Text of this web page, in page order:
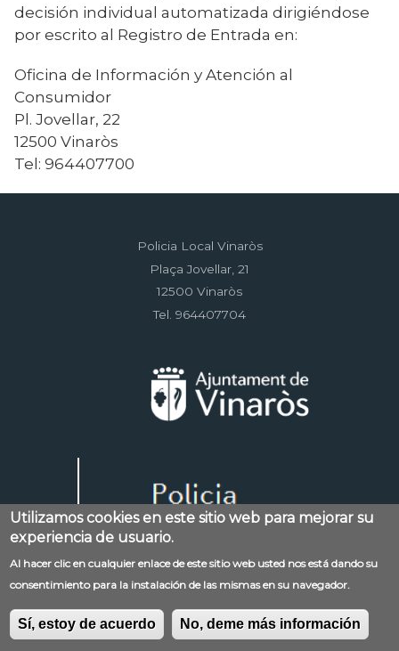
decisión individual automatizada dirigiéndose
por escrito al Registro de Entrada en:
Oficina de Información y Atención al
Consumidor
Pl. Jovellar, 22
12500 Vinaròs
Tel: 964407700
Policia Local Vinaròs
Plaça Jovellar, 21
12500 Vinaròs
Tel. 964407704
Menú
al
pie
Contacto Aviso legal
Mapa web
Política de privacidad
RSS
Utilizamos cookies en este sitio web para mejorar su
experiencia de usuario.
Al hacer clic en cualquier enlace de este sitio web usted nos está dando su
consentimiento para la instalación de las mismas en su navegador.
Sí, estoy de acuerdo No, deme más información